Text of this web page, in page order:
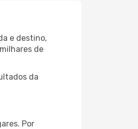
e destino,
de
da
Por